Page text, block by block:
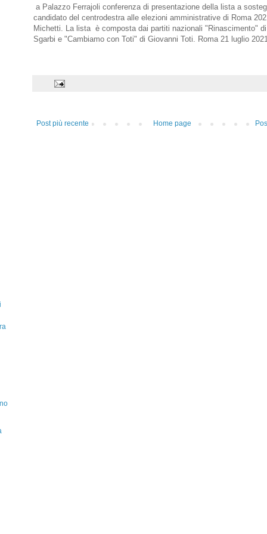
a Palazzo Ferrajoli conferenza di presentazione della lista a
candidato del centrodestra alle elezioni amministrative di Roma
Michetti. La lista è composta dai partiti nazionali "Rinascimento"
Sgarbi e "Cambiamo con Toti" di Giovanni Toti. Roma 21 luglio
Post più recente Home page